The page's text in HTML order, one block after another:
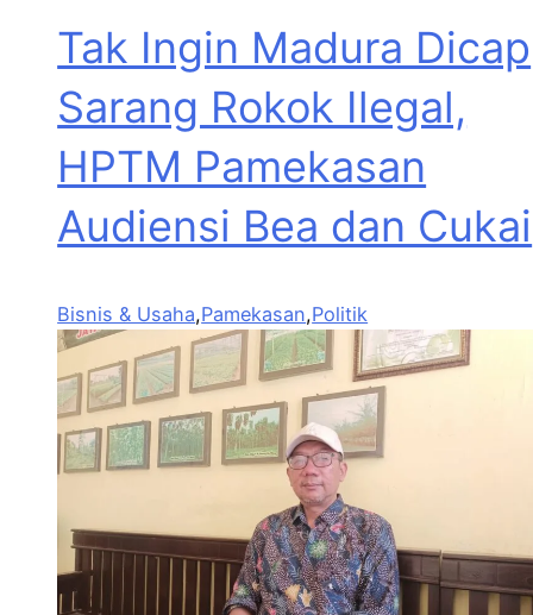
Tak Ingin Madura Dicap
Sarang Rokok Ilegal,
HPTM Pamekasan
Audiensi Bea dan Cukai
Bisnis & Usaha,Pamekasan,Politik